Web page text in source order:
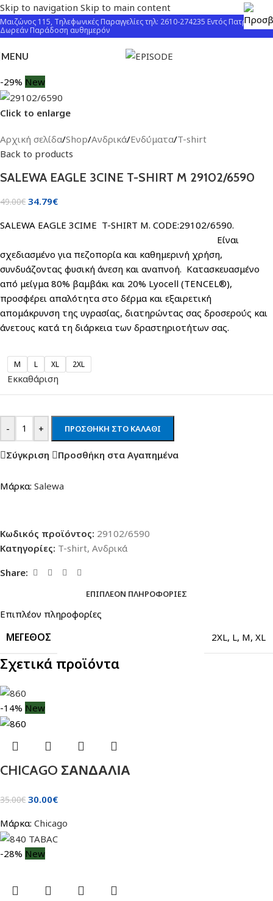
Skip to navigation Skip to main content
Μαιζώνος 115, Τηλεφωνικές Παραγγελίες τηλ: 2610-274235 Εντός Πατρών
Δωρεάν Παράδοση αυθημερόν
MENU
-29% New
Click to enlarge
Αρχική σελίδα/Shop/Ανδρικά/Ενδύματα/T-shirt
Back to products
SALEWA EAGLE 3CINE T-SHIRT M 29102/6590
49.00€ 34.79€
SALEWA EAGLE 3CIME T-SHIRT M. CODE:29102/6590.
Eίναι
σχεδιασμένο για πεζοπορία και καθημερινή χρήση,
συνδυάζοντας φυσική άνεση και αναπνοή. Κατασκευασμένο
από μείγμα 80% βαμβάκι και 20% Lyocell (TENCEL®),
προσφέρει απαλότητα στο δέρμα και εξαιρετική
απομάκρυνση της υγρασίας, διατηρώντας σας δροσερούς και
άνετους κατά τη διάρκεια των δραστηριοτήτων σας.
M L XL 2XL
Εκκαθάριση
- + ΠΡΟΣΘΉΚΗ ΣΤΟ ΚΑΛΆΘΙ
Σύγκριση Προσθήκη στα Αγαπημένα
Μάρκα: Salewa
Κωδικός προϊόντος: 29102/6590
Κατηγορίες: T-shirt, Ανδρικά
Share:
ΕΠΙΠΛΈΟΝ ΠΛΗΡΟΦΟΡΊΕΣ
Επιπλέον πληροφορίες
ΜΈΓΕΘΟΣ 2XL, L, M, XL
Σχετικά προϊόντα
-14% New
CHICAGO ΣΑΝΔΑΛΙΑ
35.00€ 30.00€
Μάρκα: Chicago
-28% New